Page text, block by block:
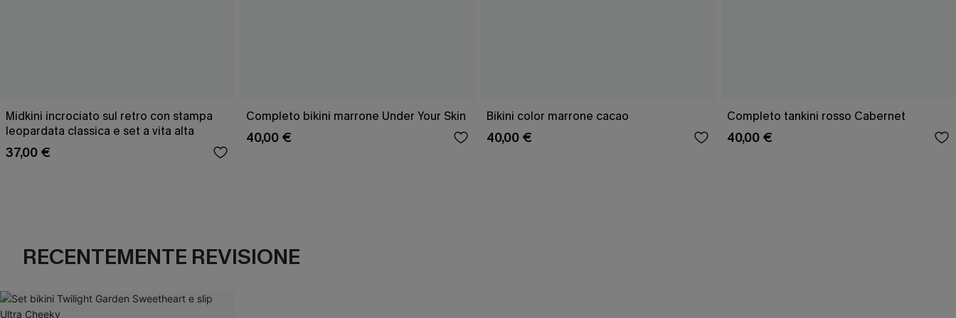
Midkini incrociato sul retro con stampa
leopardata classica e set a vita alta
37,00 €
Completo bikini marrone Under Your Skin
40,00 €
Bikini color marrone cacao
40,00 €
Completo tankini rosso Cabernet
40,00 €
RECENTEMENTE REVISIONE